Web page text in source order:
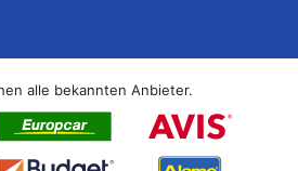
alle bekannten Anbieter.